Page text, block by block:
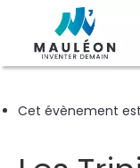
Cet évènement